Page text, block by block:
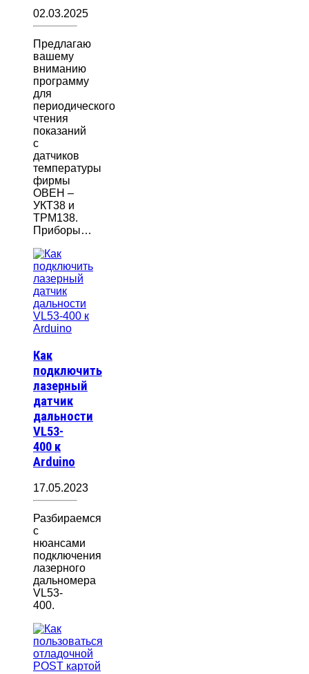
02.03.2025
Предлагаю
вашему
вниманию
программу
для
периодического
чтения
показаний
с
датчиков
температуры
фирмы
ОВЕН –
УКТ38 и
ТРМ138.
Приборы…
Как
подключить
лазерный
датчик
дальности
VL53-
400 к
Arduino
17.05.2023
Разбираемся
с
нюансами
подключения
лазерного
дальномера
VL53-
400.